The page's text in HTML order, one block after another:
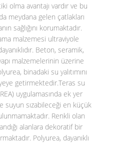
olma avantajı vardır ve bu
meydana gelen çatlakları
sağlığını korumaktadır.
malzemesi ultraviyole
Beton, seramik,
malzemelerinin üzerine
binadaki su yalıtımını
getirmektedir.Teras su
uygulamasında ek yer
suyun sızabileceği en küçük
Renkli olan
alanlara dekoratif bir
Polyurea, dayanıklı